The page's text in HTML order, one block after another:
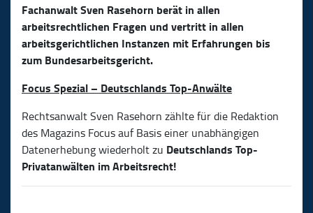
Fachanwalt Sven Rasehorn berät in allen
arbeitsrechtlichen Fragen und vertritt in allen
arbeitsgerichtlichen Instanzen mit Erfahrungen bis
zum Bundesarbeitsgericht.
Focus Spezial – Deutschlands Top-Anwälte
Rechtsanwalt Sven Rasehorn zählte für die Redaktion
des Magazins Focus auf Basis einer unabhängigen
Datenerhebung wiederholt zu Deutschlands Top-
Privatanwälten im Arbeitsrecht!